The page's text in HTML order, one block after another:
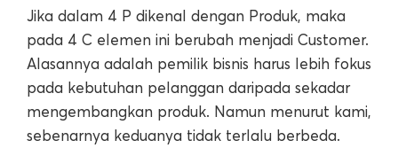
Jika dalam 4 P dikenal dengan Produk, maka
pada 4 C elemen ini berubah menjadi Customer.
Alasannya adalah pemilik bisnis harus lebih fokus
pada kebutuhan pelanggan daripada sekadar
mengembangkan produk. Namun menurut kami,
sebenarnya keduanya tidak terlalu berbeda.